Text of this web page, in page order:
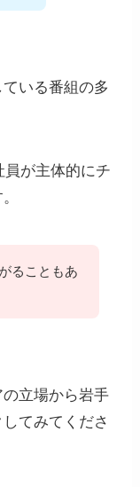
いる番組の多
員が主体的にチ
ることもあ
立場から岩手
てみてくださ